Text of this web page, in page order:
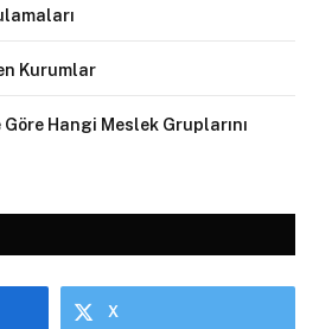
Kurumlar
Hangi Meslek Gruplarını
X